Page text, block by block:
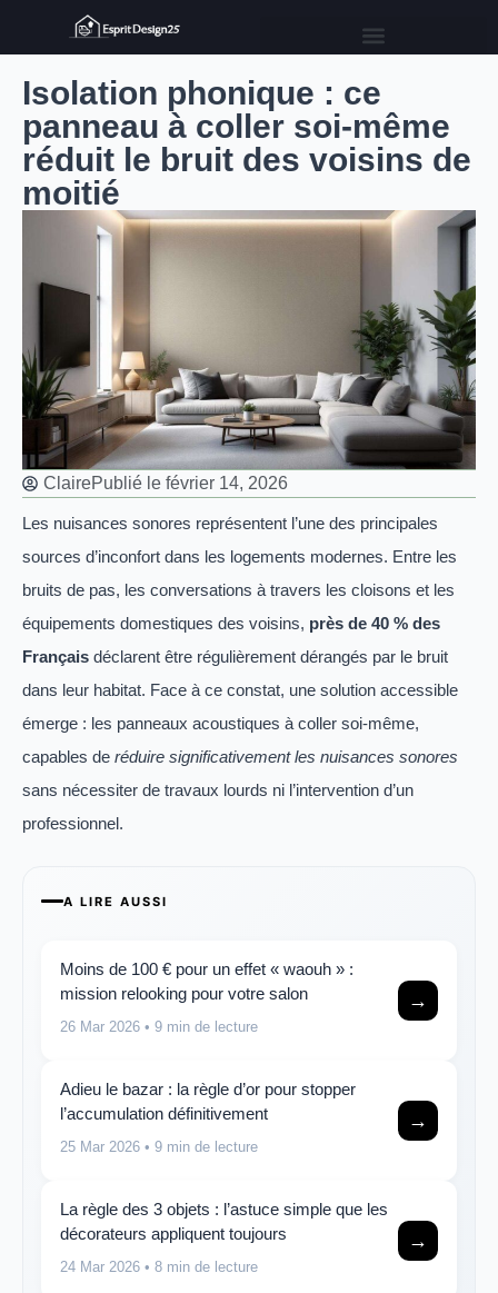
Isolation phonique : ce
panneau à coller soi-même
réduit le bruit des voisins de
moitié
ClairePublié le février 14, 2026
Les nuisances sonores représentent l’une des principales
sources d’inconfort dans les logements modernes. Entre les
bruits de pas, les conversations à travers les cloisons et les
équipements domestiques des voisins, près de 40 % des
Français déclarent être régulièrement dérangés par le bruit
dans leur habitat. Face à ce constat, une solution accessible
émerge : les panneaux acoustiques à coller soi-même,
capables de réduire significativement les nuisances sonores
sans nécessiter de travaux lourds ni l’intervention d’un
professionnel.
A LIRE AUSSI
Moins de 100 € pour un effet « waouh » :
mission relooking pour votre salon
26 Mar 2026 • 9 min de lecture
→
Adieu le bazar : la règle d’or pour stopper
l’accumulation définitivement
25 Mar 2026 • 9 min de lecture
→
La règle des 3 objets : l’astuce simple que les
décorateurs appliquent toujours
24 Mar 2026 • 8 min de lecture
→